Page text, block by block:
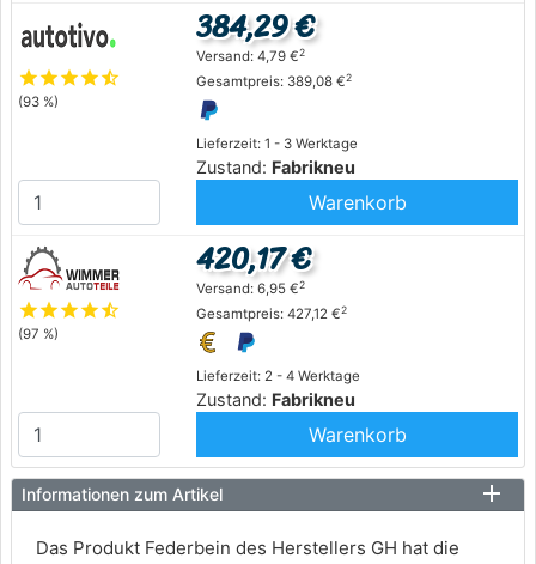
starstarstarstarstar_half
(93 %)
Lieferzeit: 1 - 3 Werktage
Zustand: Fabrikneu
384,29 €
Versand: 4,79 €2
Gesamtpreis: 389,08 €2
Warenkorb
starstarstarstarstar_half
(97 %)
Lieferzeit: 2 - 4 Werktage
Zustand: Fabrikneu
420,17 €
Versand: 6,95 €2
Gesamtpreis: 427,12 €2
Warenkorb
Informationen zum Artikel
Das Produkt Federbein des Herstellers GH hat die